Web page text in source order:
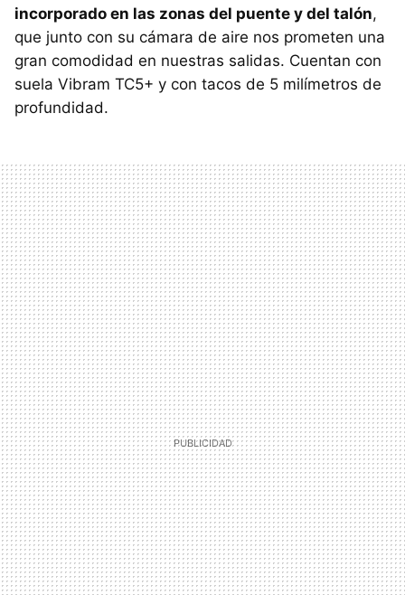
incorporado en las zonas del puente y del talón,
que junto con su cámara de aire nos prometen una
gran comodidad en nuestras salidas. Cuentan con
suela Vibram TC5+ y con tacos de 5 milímetros de
profundidad.